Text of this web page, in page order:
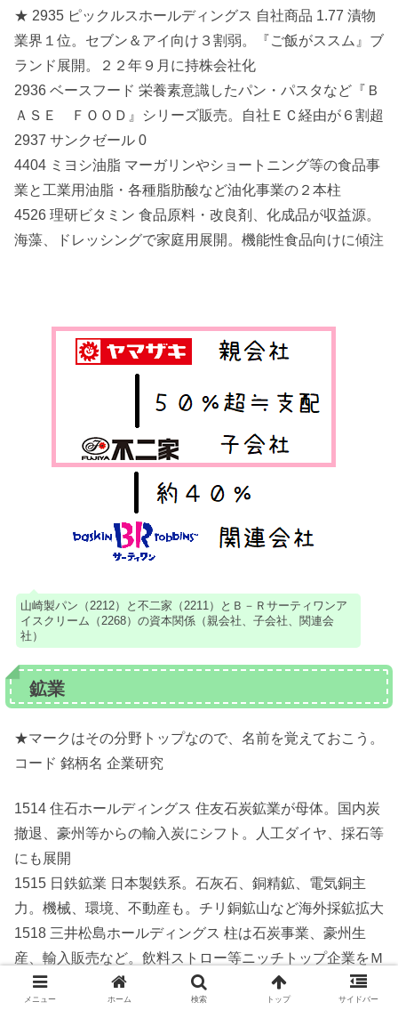
★ 2935 ピックルスホールディングス 自社商品 1.77 漬物
業界１位。セブン＆アイ向け３割弱。『ご飯がススム』ブ
ランド展開。２２年９月に持株会社化
2936 ベースフード 栄養素意識したパン・パスタなど『Ｂ
ＡＳＥ ＦＯＯＤ』シリーズ販売。自社ＥＣ経由が６割超
2937 サンクゼール 0
4404 ミヨシ油脂 マーガリンやショートニング等の食品事
業と工業用油脂・各種脂肪酸など油化事業の２本柱
4526 理研ビタミン 食品原料・改良剤、化成品が収益源。
海藻、ドレッシングで家庭用展開。機能性食品向けに傾注
山崎製パン（2212）と不二家（2211）とＢ－Ｒサーティワンア
イスクリーム（2268）の資本関係（親会社、子会社、関連会
社）
鉱業
★マークはその分野トップなので、名前を覚えておこう。
コード 銘柄名 企業研究
1514 住石ホールディングス 住友石炭鉱業が母体。国内炭
撤退、豪州等からの輸入炭にシフト。人工ダイヤ、採石等
にも展開
1515 日鉄鉱業 日本製鉄系。石灰石、銅精鉱、電気銅主
力。機械、環境、不動産も。チリ銅鉱山など海外採鉱拡大
1518 三井松島ホールディングス 柱は石炭事業、豪州生
産、輸入販売など。飲料ストロー等ニッチトップ企業をＭ
＆Ａで取り込み
メニュー ホーム 検索 トップ サイドバー